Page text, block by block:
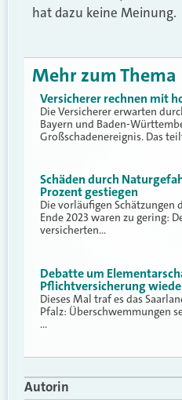
hat dazu keine Meinung.
Mehr zum Thema
Versicherer rechnen mit
Die Versicherer erwarten
Bayern und Baden-
Großschadenereignis. Das
Schäden durch
Prozent gestiegen
Die vorläufigen Schätzungen
Ende 2023 waren zu gering:
versicherten…
Debatte um
Pflichtversicherung
Dieses Mal traf es das
Pfalz: Überschwemmungen
…
Autorin